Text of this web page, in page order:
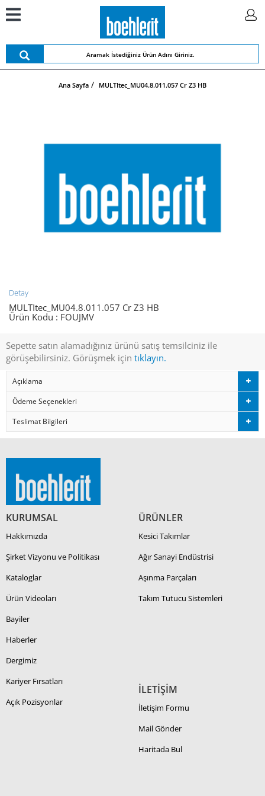
Ana Sayfa MULTItec_MU04.8.011.057 Cr Z3 HB
Detay
MULTItec_MU04.8.011.057 Cr Z3 HB
Ürün Kodu : FOUJMV
Sepette satın alamadığınız ürünü satış temsilciniz ile
görüşebilirsiniz. Görüşmek için tıklayın.
Açıklama
Ödeme Seçenekleri
Teslimat Bilgileri
KURUMSAL
Hakkımızda
Şirket Vizyonu ve Politikası
Kataloglar
Ürün Videoları
Bayiler
Haberler
Dergimiz
Kariyer Fırsatları
Açık Pozisyonlar
ÜRÜNLER
Kesici Takımlar
Ağır Sanayi Endüstrisi
Aşınma Parçaları
Takım Tutucu Sistemleri
İLETİŞİM
İletişim Formu
Mail Gönder
Haritada Bul